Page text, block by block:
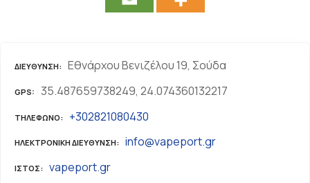
ΔΙΕΎΘΥΝΣΗ Εθνάρχου Βενιζέλου 19, Σούδα
GPS 35.487659738249, 24.074360132217
ΤΗΛΈΦΩΝΟ +302821080430
ΗΛΕΚΤΡΟΝΙΚΗ ΔΙΕΥΘΥΝΣΗ info@vapeport.gr
ΙΣΤΌΣ vapeport.gr